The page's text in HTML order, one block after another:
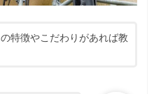
特徴やこだわりがあれば教